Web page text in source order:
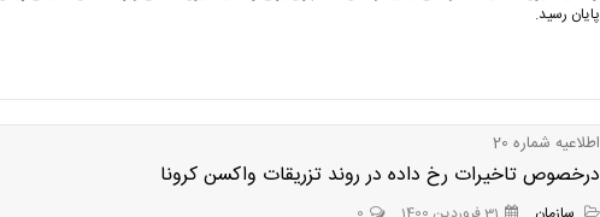
پایان رسید.
اطلاعیه شماره 20
درخصوص تاخیرات رخ داده در روند تزریقات واکسن کرونا